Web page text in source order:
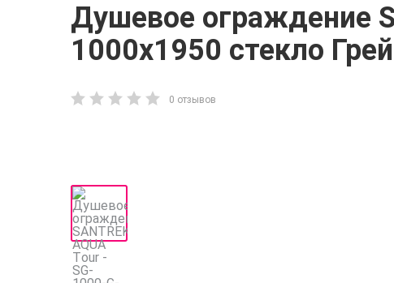
Душевое ограждение
1000х1950 стекло
0 отзывов